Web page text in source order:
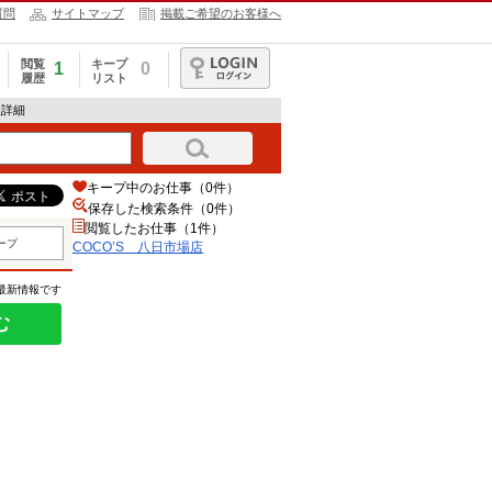
問 サイトマップ 掲載ご希望のお客様へ
閲覧
履歴
1
キープ
リスト
0
ログイン
細
プ
新情報です
キープ中のお仕事（0件）
保存した検索条件（0件）
閲覧したお仕事（1件）
COCO’S 八日市場店